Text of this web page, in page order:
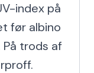
index på
før albino
trods af